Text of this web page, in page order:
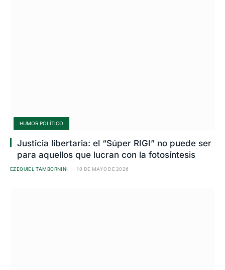
HUMOR POLÍTICO
Justicia libertaria: el “Súper RIGI” no puede ser
para aquellos que lucran con la fotosíntesis
EZEQUIEL TAMBORNINI 10 DE MAYO DE 2026